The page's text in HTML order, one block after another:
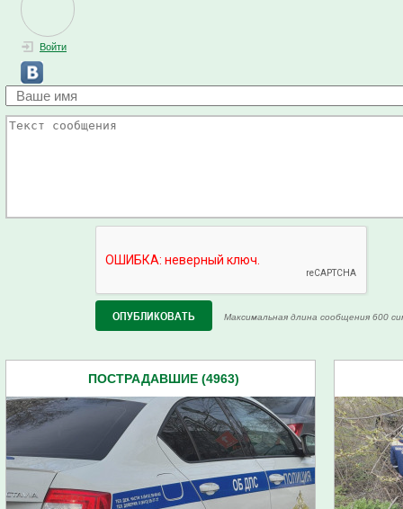
Войти
Максимальная длина сообщения 600
ПОСТРАДАВШИЕ (4963)